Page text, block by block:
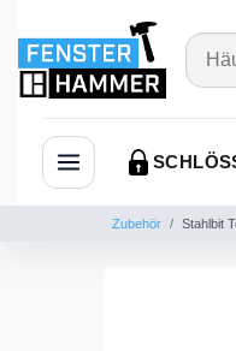
Navigation öffnen
Zubehör Stahlbit